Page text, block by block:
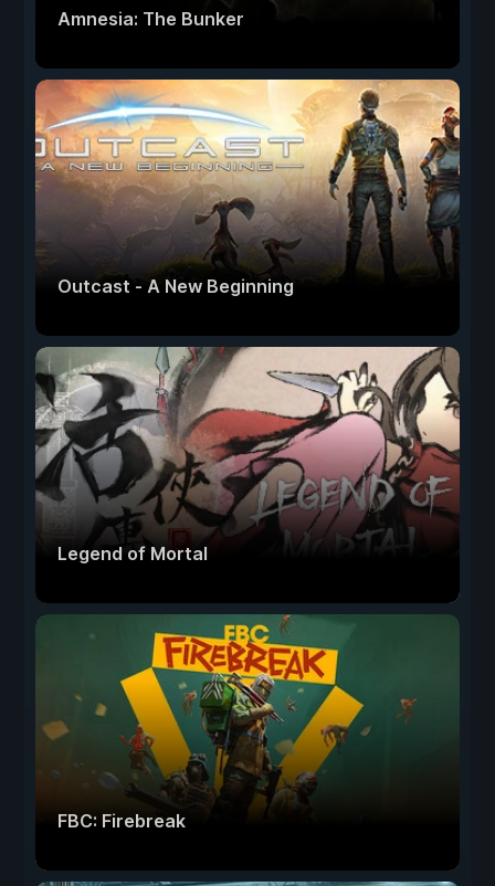
Amnesia: The Bunker
Outcast - A New Beginning
Legend of Mortal
FBC: Firebreak